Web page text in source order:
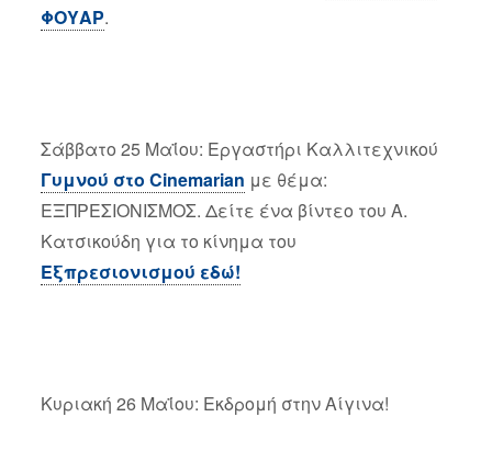
ΦΟΥΑΡ.
Σάββατο 25 Μαΐου: Εργαστήρι Καλλιτεχνικού
Γυμνού στο Cinemarian με θέμα:
ΕΞΠΡΕΣΙΟΝΙΣΜΟΣ. Δείτε ένα βίντεο του Α.
Κατσικούδη για το κίνημα του
Εξπρεσιονισμού εδώ!
Κυριακή 26 Μαΐου: Εκδρομή στην Αίγινα!